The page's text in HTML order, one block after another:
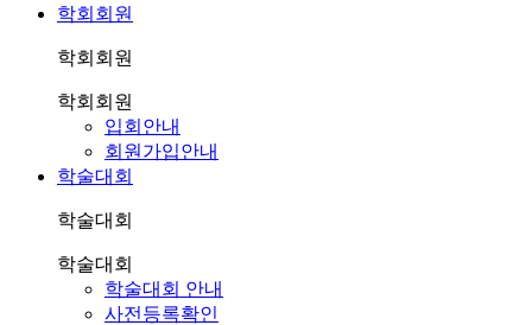
학회회원
학회회원
학회회원
입회안내
회원가입안내
학술대회
학술대회
학술대회
학술대회 안내
사전등록확인